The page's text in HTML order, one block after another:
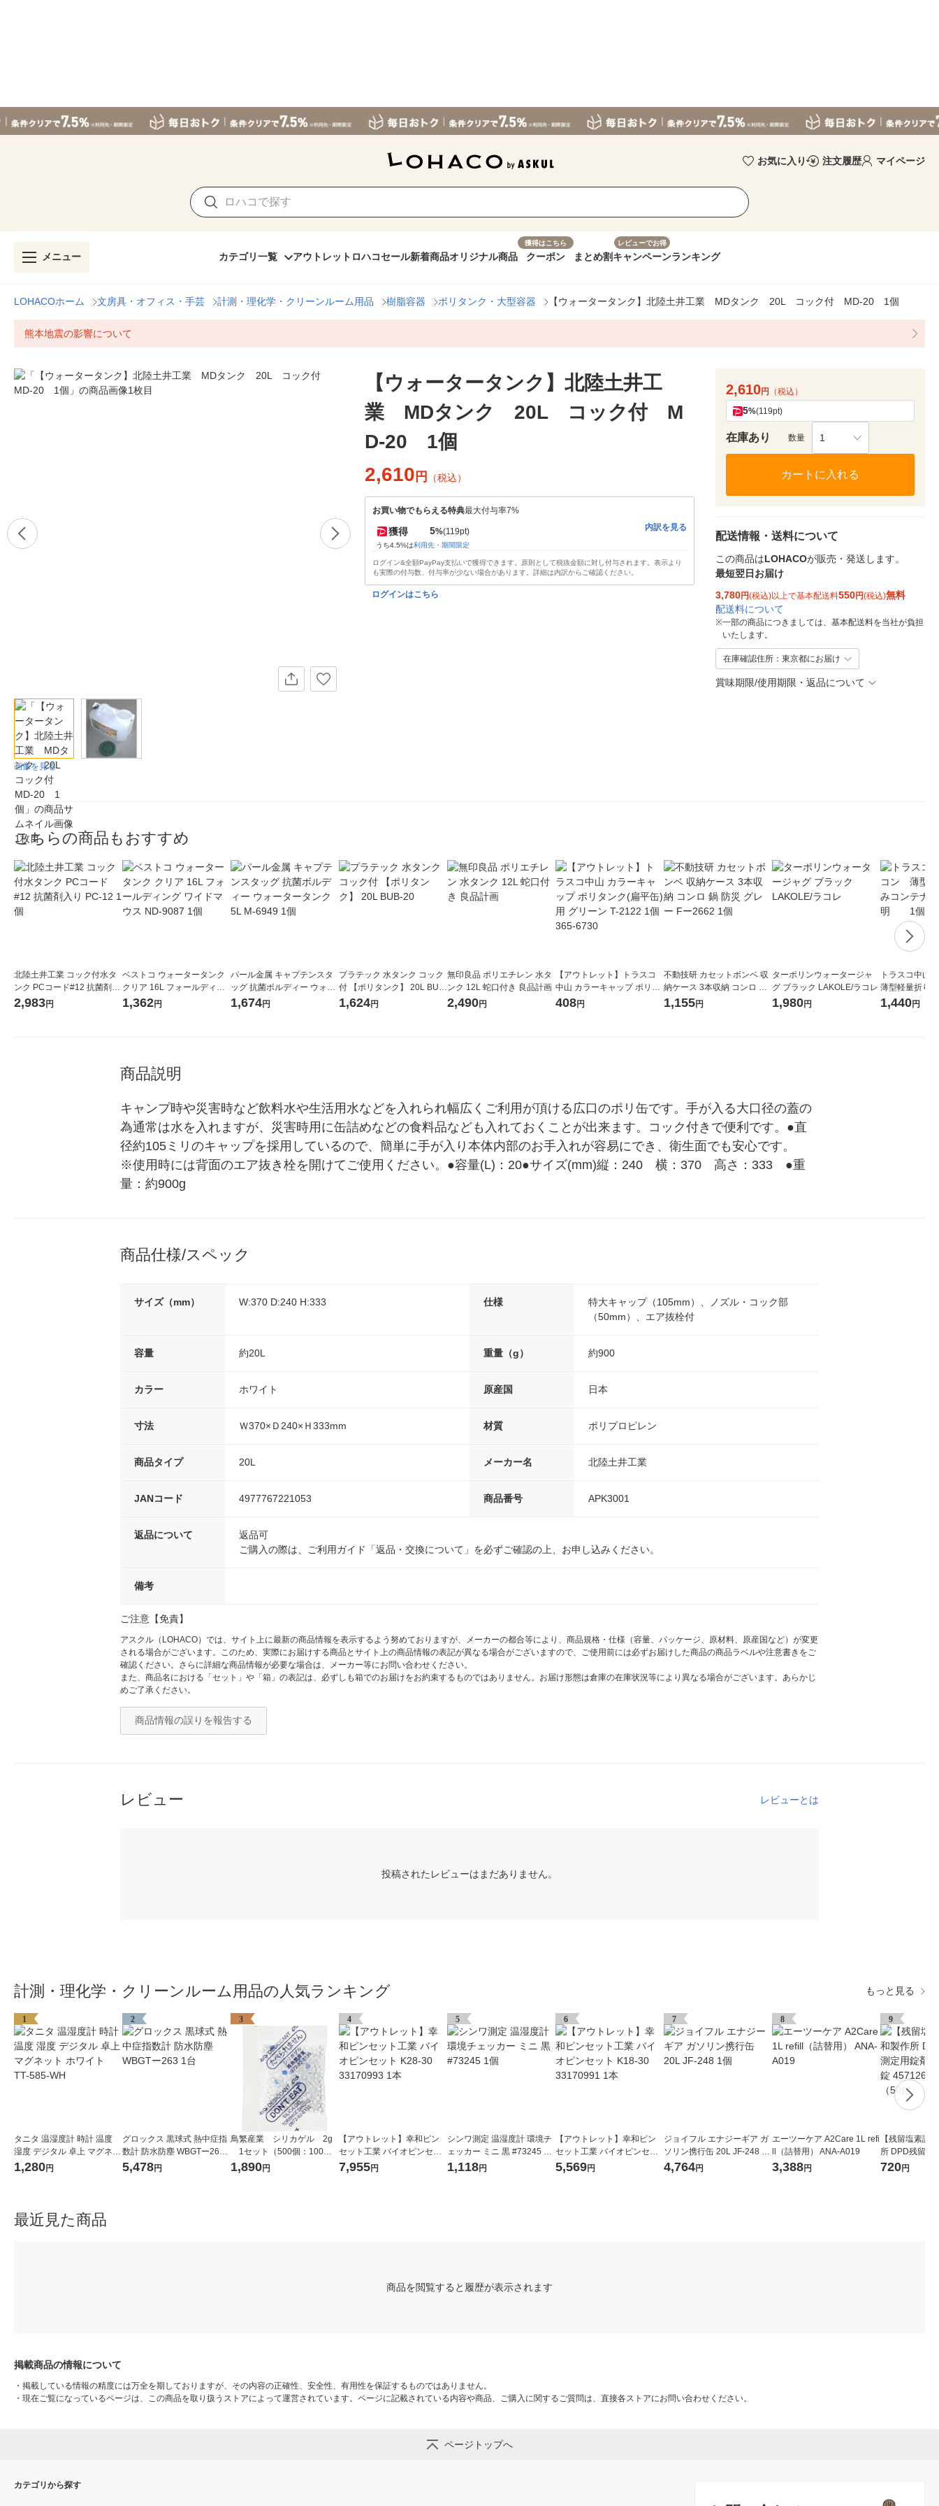
お気に入り 注文履歴 マイページ
メニュー カテゴリ一覧 アウトレット ロハコセール新着商品オリジナル商品
獲得はこちら
クーポン まとめ割
レビューでお得
キャンペーンランキング
LOHACOホーム 文房具・オフィス・手芸 計測・理化学・クリーンルーム用品 樹脂容器 ポリタンク・大型容器 【ウォータータンク】北陸土井工業 MDタンク 20L コック付 MD-20 1個
熊本地震の影響について
画像を見る
【ウォータータンク】北陸土井工
業 MDタンク 20L コック付 M
D-20 1個
2,610 円 （税込）
お買い物でもらえる特典最大付与率7%
獲得 5%(119pt)
うち4.5%は利用先・期間限定
内訳を見る
ログイン&全額PayPay支払いで獲得できます。原則として税抜金額に対し付与されます。表示より
も実際の付与数、付与率が少ない場合があります。詳細は内訳からご確認ください。
ログインはこちら
2,610円 （税込）
5%(119pt)
在庫あり 数量 1
カートに入れる
配送情報・送料について
この商品はLOHACOが販売・発送します。
最短翌日お届け
3,780円(税込)以上で基本配送料550円(税込)無料
配送料について
※一部の商品につきましては、基本配送料を当社が負担
いたします。
在庫確認住所：東京都にお届け
賞味期限/使用期限・返品について
こちらの商品もおすすめ
北陸土井工業 コック付水タ
ンク PCコード#12 抗菌剤入
り PC-12 1個
2,983円
ベストコ ウォータータンク
クリア 16L フォールディン
グ ワイドマウス ND-9087 1
1,362円
パール金属 キャプテンスタ
ッグ 抗菌ボルディー ウォー
タータンク5L M-6949 1個
1,674円
プラテック 水タンク コック
付 【ポリタンク】 20L BUB-
20
1,624円
無印良品 ポリエチレン 水タ
ンク 12L 蛇口付き 良品計画
2,490円
【アウトレット】トラスコ
中山 カラーキャップ ポリタ
ンク(扁平缶)用 グリーン T-2
408円
不動技研 カセットボンベ 収
納ケース 3本収納 コンロ 鍋
防災 グレー Fー2662 1個
1,155円
ターポリンウォータージャ
グ ブラック LAKOLE/ラコレ
1,980円
トラスコ中
薄型軽量折り
ナ50Ｌ 透
1,440円
商品説明
キャンプ時や災害時など飲料水や生活用水などを入れられ幅広くご利用が頂ける広口のポリ缶です。手が入る大口径の蓋の
為通常は水を入れますが、災害時用に缶詰めなどの食料品なども入れておくことが出来ます。コック付きで便利です。●直
径約105ミリのキャップを採用しているので、簡単に手が入り本体内部のお手入れが容易にでき、衛生面でも安心です。
※使用時には背面のエア抜き栓を開けてご使用ください。●容量(L)：20●サイズ(mm)縦：240　横：370　高さ：333　●重
量：約900g
商品仕様/スペック
サイズ（mm） W:370 D:240 H:333 仕様
特大キャップ（105mm）、ノズル・コック部
（50mm）、エア抜栓付
容量 約20L 重量（g） 約900
カラー ホワイト 原産国 日本
寸法 Ｗ370×Ｄ240×Ｈ333mm 材質 ポリプロピレン
商品タイプ 20L メーカー名 北陸土井工業
JANコード 4977767221053 商品番号 APK3001
返品について
返品可
ご購入の際は、ご利用ガイド「返品・交換について」を必ずご確認の上、お申し込みください。
備考
ご注意【免責】
アスクル（LOHACO）では、サイト上に最新の商品情報を表示するよう努めておりますが、メーカーの都合等により、商品規格・仕様（容量、パッケージ、原材料、原産国など）が変更
される場合がございます。このため、実際にお届けする商品とサイト上の商品情報の表記が異なる場合がございますので、ご使用前には必ずお届けした商品の商品ラベルや注意書きをご
確認ください。さらに詳細な商品情報が必要な場合は、メーカー等にお問い合わせください。
また、商品名における「セット」や「箱」の表記は、必ずしも箱でのお届けをお約束するものではありません。お届け形態は倉庫の在庫状況等により異なる場合がございます。あらかじ
めご了承ください。
商品情報の誤りを報告する
レビュー レビューとは
投稿されたレビューはまだありません。
計測・理化学・クリーンルーム用品の人気ランキング もっと見る
1
タニタ 温湿度計 時計 温度
湿度 デジタル 卓上 マグネッ
ト ホワイト TT-585-WH
1,280円
2
グロックス 黒球式 熱中症指
数計 防水防塵 WBGTー263
1台
5,478円
3
鳥繁産業 シリカゲル 2g
1セット（500個：100個
入×5袋）
1,890円
4
【アウトレット】幸和ピン
セット工業 バイオピンセッ
ト K28-30 33170993 1本
7,955円
5
シンワ測定 温湿度計 環境チ
ェッカー ミニ 黒 #73245 1
個
1,118円
6
【アウトレット】幸和ピン
セット工業 バイオピンセッ
ト K18-30 33170991 1本
5,569円
7
ジョイフル エナジーギア ガ
ソリン携行缶 20L JF-248 1
個
4,764円
8
エーツーケア A2Care 1L refi
ll（詰替用） ANA-A019
3,388円
9
【残留塩素試
所 DPD残留塩
試薬No.1 50錠
720円
最近見た商品
商品を閲覧すると履歴が表示されます
掲載商品の情報について
・ 掲載している情報の精度には万全を期しておりますが、その内容の正確性、安全性、有用性を保証するものではありません。
・ 現在ご覧になっているページは、この商品を取り扱うストアによって運営されています。ページに記載されている内容や商品、ご購入に関するご質問は、直接各ストアにお問い合わせください。
ページトップへ
カテゴリから探す